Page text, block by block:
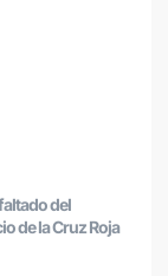
del
de la Cruz Roja